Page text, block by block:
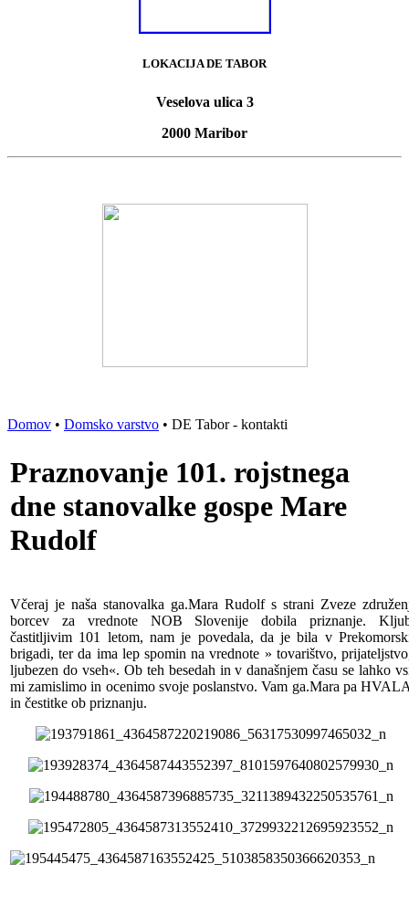
LOKACIJA DE TABOR
Veselova ulica 3
2000 Maribor
Domov • Domsko varstvo • DE Tabor - kontakti
Praznovanje 101. rojstnega
dne stanovalke gospe Mare
Rudolf
Včeraj je naša stanovalka ga.Mara Rudolf s strani Zveze
borcev za vrednote NOB Slovenije dobila priznanje.
častitljivim 101 letom, nam je povedala, da je bila v
brigadi, ter da ima lep spomin na vrednote » tovarištvo,
ljubezen do vseh«. Ob teh besedah in v današnjem času se lahko
mi zamislimo in ocenimo svoje poslanstvo. Vam ga.Mara pa
in čestitke ob priznanju.